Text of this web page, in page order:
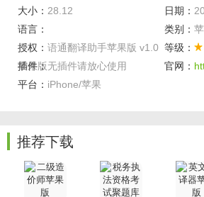
3. 智能记忆：自动记录之前的翻译历史
和使用，提升用户体验。
4. 个性化设置：支持语音和字体偏好设
习惯进行个性化调整。
5. 一键复制粘贴：翻译结果支持一键复
软件特色
1. 界面设计：语通翻译助手苹果版拥
计，操作便捷，用户可轻松上手。
大小： 28.12 日期：
语言：
类别：
授权： 语通翻译助手苹果版 v1.0
苹果版
等级：
插件：无插件请放心使用 官网：
平台： iPhone/苹果
推荐下载